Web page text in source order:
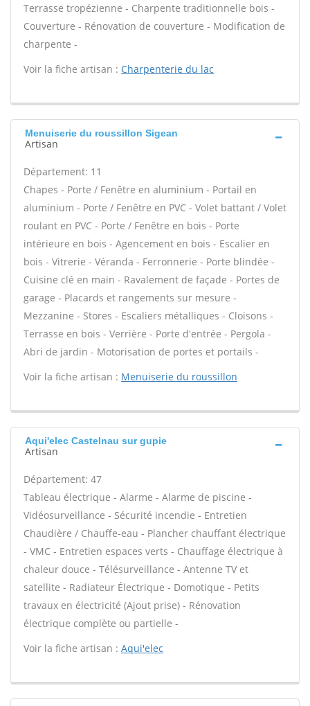
Terrasse tropézienne - Charpente traditionnelle bois -
Couverture - Rénovation de couverture - Modification de
charpente -
Voir la fiche artisan : Charpenterie du lac
Menuiserie du roussillon Sigean
Artisan
Département: 11
Chapes - Porte / Fenêtre en aluminium - Portail en
aluminium - Porte / Fenêtre en PVC - Volet battant / Volet
roulant en PVC - Porte / Fenêtre en bois - Porte
intérieure en bois - Agencement en bois - Escalier en
bois - Vitrerie - Véranda - Ferronnerie - Porte blindée -
Cuisine clé en main - Ravalement de façade - Portes de
garage - Placards et rangements sur mesure -
Mezzanine - Stores - Escaliers métalliques - Cloisons -
Terrasse en bois - Verrière - Porte d'entrée - Pergola -
Abri de jardin - Motorisation de portes et portails -
Voir la fiche artisan : Menuiserie du roussillon
Aqui'elec Castelnau sur gupie
Artisan
Département: 47
Tableau électrique - Alarme - Alarme de piscine -
Vidéosurveillance - Sécurité incendie - Entretien
Chaudière / Chauffe-eau - Plancher chauffant électrique
- VMC - Entretien espaces verts - Chauffage électrique à
chaleur douce - Télésurveillance - Antenne TV et
satellite - Radiateur Électrique - Domotique - Petits
travaux en électricité (Ajout prise) - Rénovation
électrique complète ou partielle -
Voir la fiche artisan : Aqui'elec